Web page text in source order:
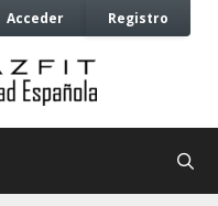
Acceder Registro